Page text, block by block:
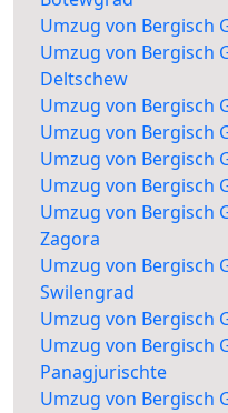
Umzug von Bergisch
Umzug von Bergisch
Deltschew
Umzug von Bergisch
Umzug von Bergisch
Umzug von Bergisch
Umzug von Bergisch
Umzug von Bergisch
Zagora
Umzug von Bergisch
Swilengrad
Umzug von Bergisch
Umzug von Bergisch
Panagjurischte
Umzug von Bergisch